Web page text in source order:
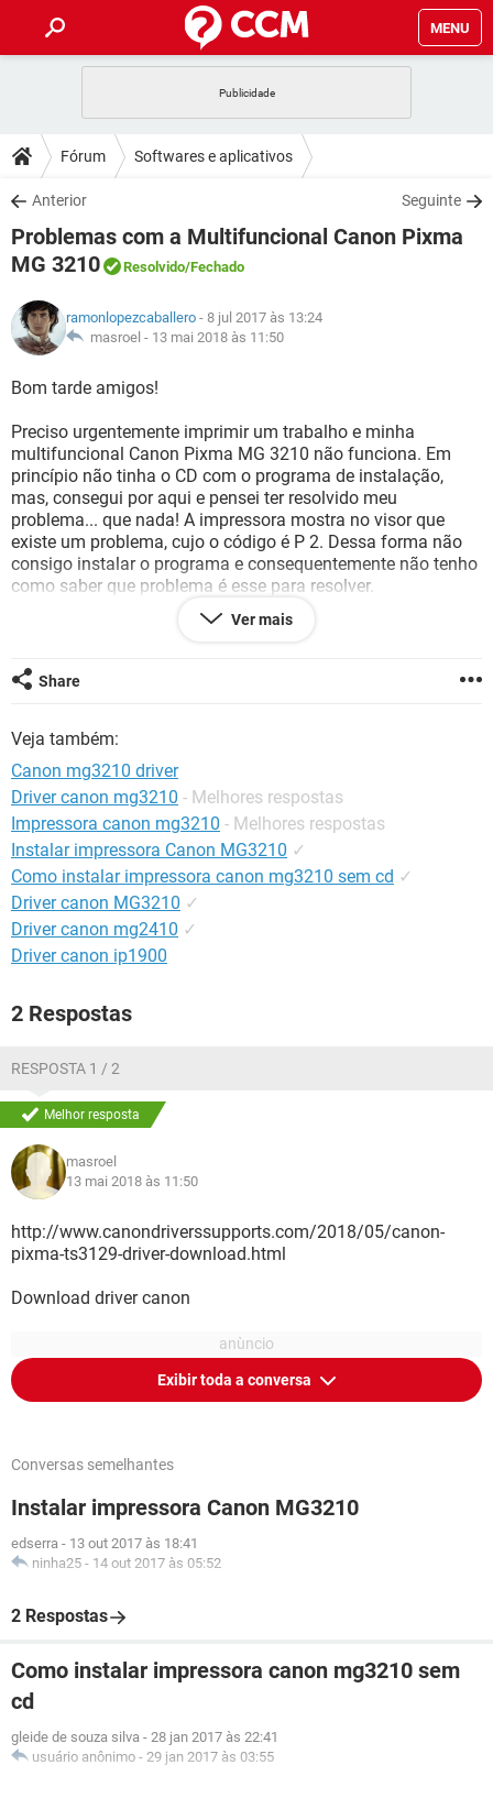
MENU
CELULAR FACEBOOK
OUTLOOK
INSTAGRAM GMAIL
GUIA DE COMPRAS
DICAS
JOGOS WHATSAPP
OUTLOOK
GUIA DE COMPRAS
DOWNLOADS
JOGOS WHATSAPP
CELULAR
OUTLOOK EXCEL
INSTAGRAM
GUIA DE COMPRAS
FÓRUM
CELULAR FACEBOOK
GUIA DE COMPRAS
GLOSSÁRIO
JOGOS
CELULAR
OUTLOOK EXCEL
INSTAGRAM GMAIL
GUIA DE COMPRAS
Fórum Softwares e aplicativos
Anterior Seguinte
Problemas com a Multifuncional Canon Pixma
MG 3210
Resolvido/Fechado
ramonlopezcaballero - 8 jul 2017 às 13:24
masroel - 13 mai 2018 às 11:50
Bom tarde amigos!
Preciso urgentemente imprimir um trabalho e minha
multifuncional Canon Pixma MG 3210 não funciona. Em
princípio não tinha o CD com o programa de instalação,
mas, consegui por aqui e pensei ter resolvido meu
problema... que nada! A impressora mostra no visor que
existe um problema, cujo o código é P 2. Dessa forma não
consigo instalar o programa e consequentemente não tenho
como saber que problema é esse para resolver.
Por favor!!! Vocês podem me ajudar a resolver essa
Desde já agradeço a atenção e ajuda de todos.
Ver mais
Share
Veja também:
Canon mg3210 driver
Driver canon mg3210 - Melhores respostas
Impressora canon mg3210 - Melhores respostas
Instalar impressora Canon MG3210 ✓
Como instalar impressora canon mg3210 sem cd ✓
Driver canon MG3210 ✓
Driver canon mg2410 ✓
Driver canon ip1900
2 Respostas
RESPOSTA 1 / 2
Melhor resposta
masroel
13 mai 2018 às 11:50
http://www.canondriverssupports.com/2018/05/canon-
pixma-ts3129-driver-download.html
Download driver canon
Exibir toda a conversa
Conversas semelhantes
Instalar impressora Canon MG3210
edserra - 13 out 2017 às 18:41
ninha25 - 14 out 2017 às 05:52
2 Respostas
Como instalar impressora canon mg3210 sem
cd
gleide de souza silva - 28 jan 2017 às 22:41
usuário anônimo - 29 jan 2017 às 03:55